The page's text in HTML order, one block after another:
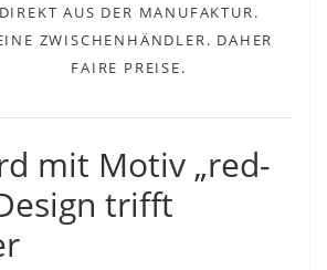
DIREKT AUS DER MANUFAKTUR.
ZWISCHENHÄNDLER. DAHER
FAIRE PREISE.
mit Motiv „red-
trifft